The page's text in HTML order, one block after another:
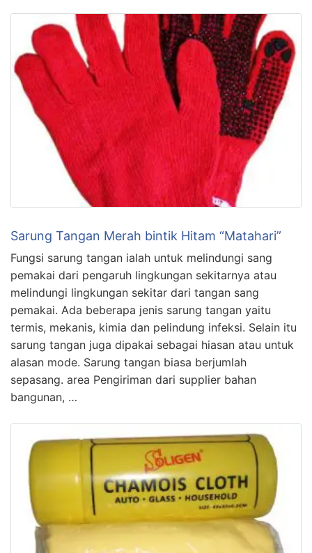
Sarung Tangan Merah bintik Hitam “Matahari”
Fungsi sarung tangan ialah untuk melindungi sang
pemakai dari pengaruh lingkungan sekitarnya atau
melindungi lingkungan sekitar dari tangan sang
pemakai. Ada beberapa jenis sarung tangan yaitu
termis, mekanis, kimia dan pelindung infeksi. Selain itu
sarung tangan juga dipakai sebagai hiasan atau untuk
alasan mode. Sarung tangan biasa berjumlah
sepasang. area Pengiriman dari supplier bahan
bangunan, …